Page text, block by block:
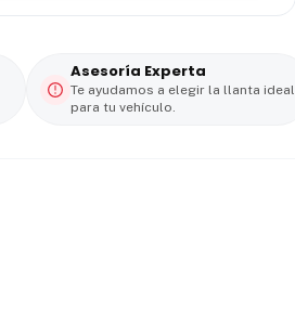
Asesoría Experta
Te ayudamos a elegir la llanta ideal
para tu vehículo.